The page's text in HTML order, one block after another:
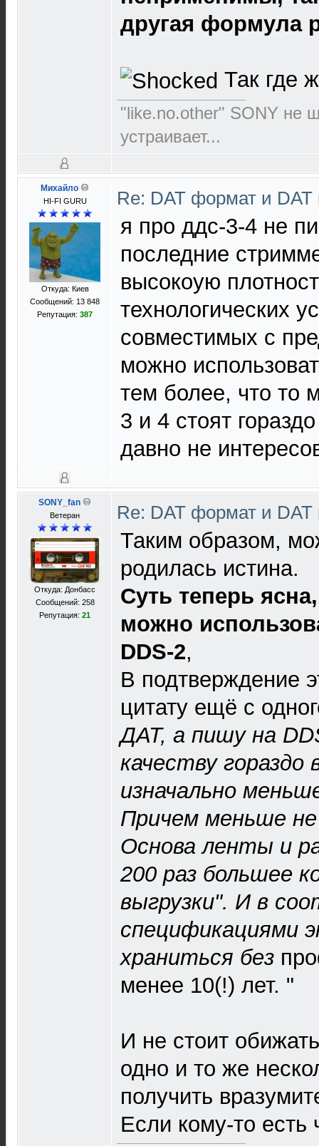
другая формула
Так где
"like.no.other" SONY не
устраивает...
Михайло
HI-FI GURU
Откуда: Киев
Сообщений: 13 848
Репутация: 387
Re: DAT формат и
я про ддс-3-4 не
последние
высокоую
технологических
совместимых с
можно
тем более, что то
3 и 4 стоят
давно не
SONY_fan
Ветеран
Откуда: Донбасс
Сообщений: 258
Репутация: 21
Re: DAT формат и
Таким образом,
родилась истина.
Суть теперь
можно
DDS-2,
В подтверждение
цитату ещё с
ДАТ, а пишу на
качеству
изначально
Причем меньше не
Основа ленты и
200 раз большее
выгрузки". И в
спецификациями
храниться без
менее 10(!) лет. "
И не стоит
одно и то же
получить
Если кому-то есть